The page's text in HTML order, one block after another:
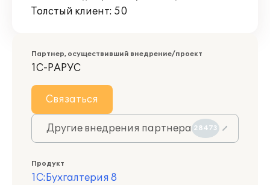
Толстый клиент: 50
Партнер, осуществивший внедрение/проект
1С-РАРУС
Связаться
Другие внедрения партнера 28473
Продукт
1С:Бухгалтерия 8